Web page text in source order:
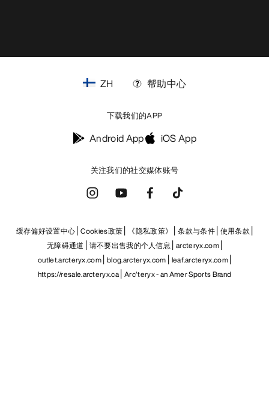
关注我们的社交媒体账号
ZH 帮助中心
下载我们的APP
Android App iOS App
缓存偏好设置中心 Cookies政策 《隐私政策》 条款与条件 使用条款
无障碍通道
请不要出售我的个人信息 arcteryx.com
outlet.arcteryx.com blog.arcteryx.com leaf.arcteryx.com
https://resale.arcteryx.ca Arc'teryx - an Amer Sports Brand